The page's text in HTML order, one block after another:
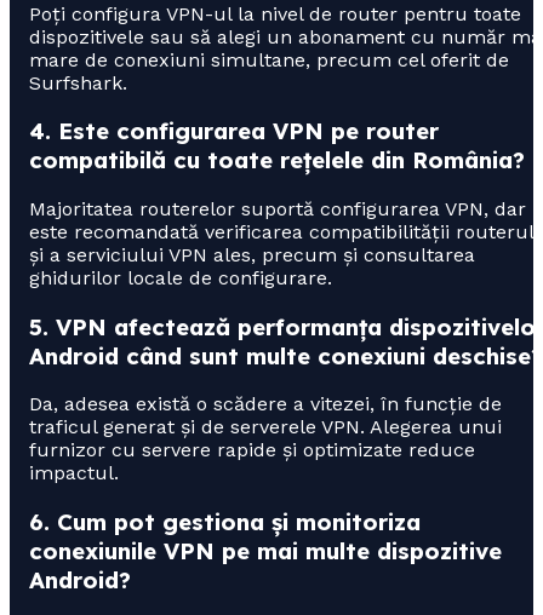
Poți configura VPN-ul la nivel de router pentru toate
dispozitivele sau să alegi un abonament cu număr
mare de conexiuni simultane, precum cel oferit de
Surfshark.
4. Este configurarea VPN pe router
compatibilă cu toate rețelele din România?
Majoritatea routerelor suportă configurarea VPN, dar
este recomandată verificarea compatibilității
și a serviciului VPN ales, precum și consultarea
ghidurilor locale de configurare.
5. VPN afectează performanța
Android când sunt multe conexiuni deschise?
Da, adesea există o scădere a vitezei, în funcție de
traficul generat și de serverele VPN. Alegerea unui
furnizor cu servere rapide și optimizate reduce
impactul.
6. Cum pot gestiona și monitoriza
conexiunile VPN pe mai multe dispozitive
Android?